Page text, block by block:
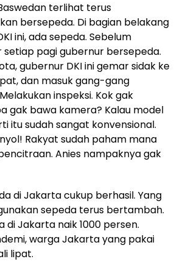
terlihat terus
bersepeda. Di bagian belakang
ini, ada sepeda. Sebelum
setiap pagi gubernur bersepeda.
gubernur DKI ini gemar sidak ke
dan masuk gang-gang
inspeksi. Kok gak
gak bawa kamera? Kalau model
itu sudah sangat konvensional.
Rakyat sudah paham mana
Anies nampaknya gak
di Jakarta cukup berhasil. Yang
sepeda terus bertambah.
di Jakarta naik 1000 persen.
warga Jakarta yang pakai
lipat.